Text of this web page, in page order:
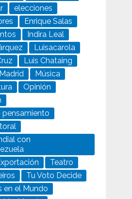
elecciones
Enrique Salas
Indira Leal
Luisacarola
Luis Chataing
Madrid
Música
Opinión
pensamiento
con
Teatro
Tu Voto Decide
en el Mundo